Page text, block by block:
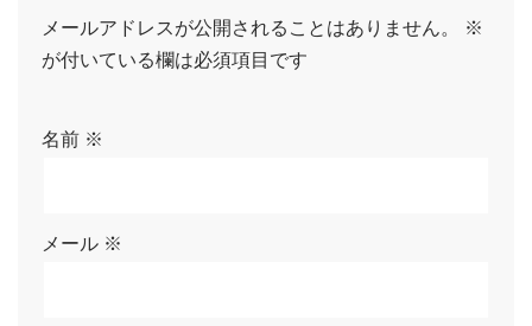
メールアドレスが公開されることはありません。
※
が付いている欄は必須項目です
名前 ※
メール ※